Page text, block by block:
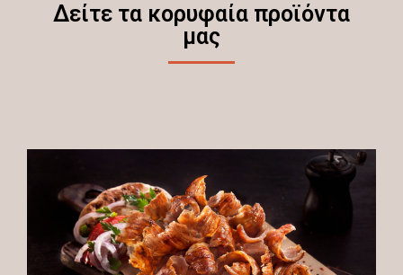
Δείτε τα κορυφαία προϊόντα
μας